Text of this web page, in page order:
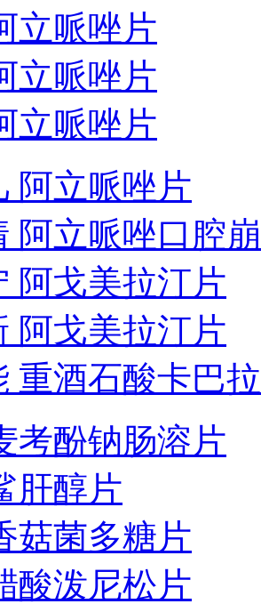
立哌唑片
立哌唑片
立哌唑片
阿立哌唑片
阿立哌唑口腔
阿戈美拉汀片
阿戈美拉汀片
重酒石酸卡巴
考酚钠肠溶片
肝醇片
菇菌多糖片
酸泼尼松片